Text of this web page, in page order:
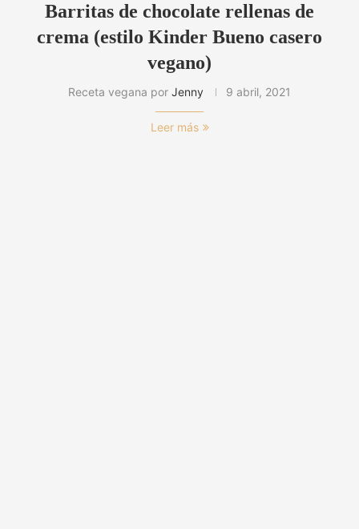
Barritas de chocolate rellenas de
crema (estilo Kinder Bueno casero
vegano)
Receta vegana por Jenny 9 abril, 2021
Leer más